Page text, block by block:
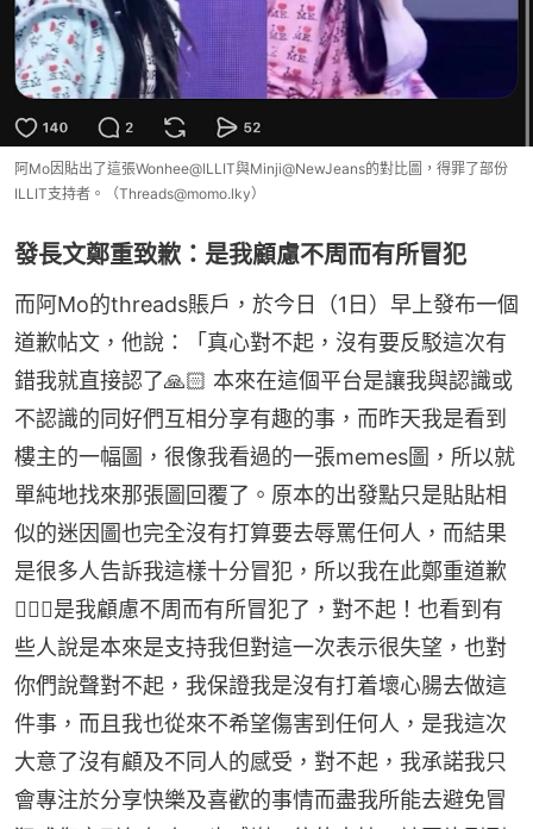
阿Mo因貼出了這張Wonhee@ILLIT與Minji@NewJeans的對比圖，得罪了部份
ILLIT支持者。（Threads@momo.lky）
發長文鄭重致歉：是我顧慮不周而有所冒犯
而阿Mo的threads賬戶，於今日（1日）早上發布一個
道歉帖文，他說：「真心對不起，沒有要反駁這次有
錯我就直接認了🙏🏻 本來在這個平台是讓我與認識或
不認識的同好們互相分享有趣的事，而昨天我是看到
樓主的一幅圖，很像我看過的一張memes圖，所以就
單純地找來那張圖回覆了。原本的出發點只是貼貼相
似的迷因圖也完全沒有打算要去辱罵任何人，而結果
是很多人告訴我這樣十分冒犯，所以我在此鄭重道歉
🙇🏻‍♂️是我顧慮不周而有所冒犯了，對不起！也看到有
些人說是本來是支持我但對這一次表示很失望，也對
你們說聲對不起，我保證我是沒有打着壞心腸去做這
件事，而且我也從來不希望傷害到任何人，是我這次
大意了沒有顧及不同人的感受，對不起，我承諾我只
會專注於分享快樂及喜歡的事情而盡我所能去避免冒